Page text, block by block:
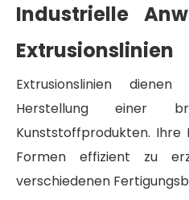
Industrielle
Extrusionslinien
Extrusionslinien
Herstellung einer
Kunststoffprodukten. Ihre
Formen effizient zu
verschiedenen